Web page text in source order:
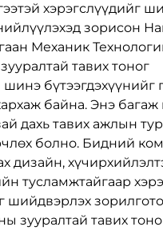
хэрэгслүүдийг
зорисон
Механик
тавих тоног
бүтээгдэхүүнийг
байна. Энэ
дахь тавих ажлын
болно. Бидний
дизайн,
тусламжтайгаар
шийдвэрлэх
зууралтай тавих